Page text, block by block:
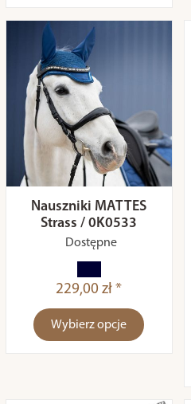
Nauszniki MATTES
Strass / 0K0533
Dostępne
229,00 zł *
Wybierz opcje